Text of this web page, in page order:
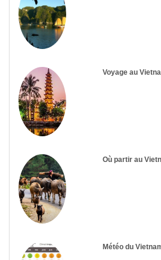
Voyage au
Où partir au
Météo du